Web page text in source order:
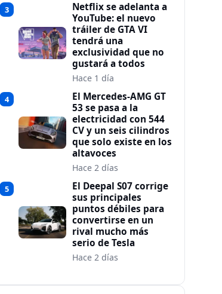
3
Netflix se adelanta a
YouTube: el nuevo
tráiler de GTA VI
tendrá una
exclusividad que no
gustará a todos
Hace 1 día
4
El Mercedes-AMG GT
53 se pasa a la
electricidad con 544
CV y un seis cilindros
que solo existe en los
altavoces
Hace 2 días
5
El Deepal S07 corrige
sus principales
puntos débiles para
convertirse en un
rival mucho más
serio de Tesla
Hace 2 días